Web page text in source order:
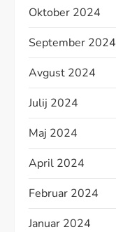
Oktober 2024
September 2024
Avgust 2024
Julij 2024
Maj 2024
April 2024
Februar 2024
Januar 2024